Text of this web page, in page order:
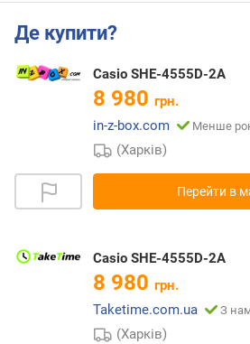
Де купити?
Casio SHE-4555D-2A
8 980 грн.
in-z-box.com
Менше
(Харків)
Перейти в
Casio SHE-4555D-2A
8 980 грн.
Taketime.com.ua
З
(Харків)